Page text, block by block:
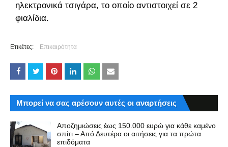
ηλεκτρονικά τσιγάρα, το οποίο αντιστοιχεί σε 2
φιαλίδια.
Ετικέτες: Επικαιρότητα
Μπορεί να σας αρέσουν αυτές οι αναρτήσεις
Αποζημιώσεις έως 150.000 ευρώ για κάθε καμένο
σπίτι – Από Δευτέρα οι αιτήσεις για τα πρώτα
επιδόματα